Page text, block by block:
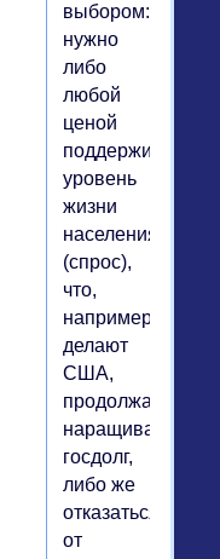
выбором:
нужно
либо
любой
ценой
поддерживать
уровень
жизни
населения
(спрос),
что,
например,
делают
США,
продолжая
наращивать
госдолг,
либо же
отказаться
от